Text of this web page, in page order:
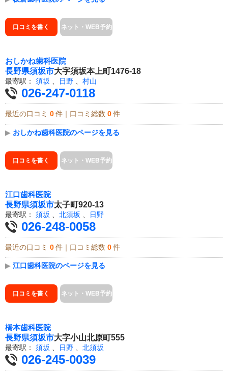
口コミを書く ネット・WEB予約
おしかね歯科医院
長野県須坂市大字須坂本上町1476-18
最寄駅： 須坂 日野 村山
026-247-0118
最近の口コミ 0 件｜口コミ総数 0 件
▶ おしかね歯科医院のページを見る
口コミを書く ネット・WEB予約
江口歯科医院
長野県須坂市太子町920-13
最寄駅： 須坂 北須坂 日野
026-248-0058
最近の口コミ 0 件｜口コミ総数 0 件
▶ 江口歯科医院のページを見る
口コミを書く ネット・WEB予約
橋本歯科医院
長野県須坂市大字小山北原町555
最寄駅： 須坂 、 日野 、 北須坂
026-245-0039